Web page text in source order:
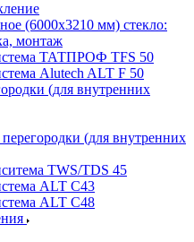
(6000x3210 мм) стекло:
монтаж
ТАТПРОФ TFS 50
Alutech ALT F 50
(для внутренних
(для внутренних
TWS/TDS 45
ALT C43
ALT C48